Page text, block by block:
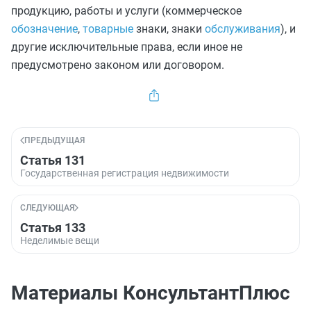
продукцию, работы и услуги (коммерческое
обозначение, товарные знаки, знаки обслуживания), и
другие исключительные права, если иное не
предусмотрено законом или договором.
ПРЕДЫДУЩАЯ
Статья 131
Государственная регистрация недвижимости
СЛЕДУЮЩАЯ
Статья 133
Неделимые вещи
Материалы КонсультантПлюс